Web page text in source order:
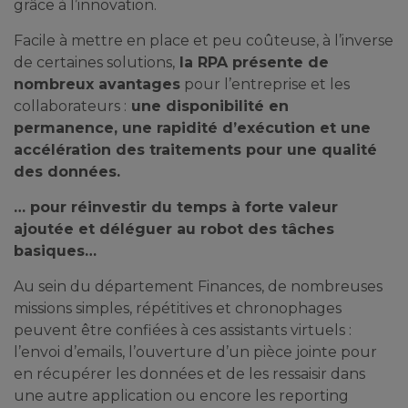
grâce à l’innovation.
Facile à mettre en place et peu coûteuse, à l’inverse
de certaines solutions, la RPA présente de
nombreux avantages pour l’entreprise et les
collaborateurs : une disponibilité en
permanence, une rapidité d’exécution et une
accélération des traitements pour une qualité
des données.
… pour réinvestir du temps à forte valeur
ajoutée et déléguer au robot des tâches
basiques…
Au sein du département Finances, de nombreuses
missions simples, répétitives et chronophages
peuvent être confiées à ces assistants virtuels :
l’envoi d’emails, l’ouverture d’un pièce jointe pour
en récupérer les données et de les ressaisir dans
une autre application ou encore les reporting